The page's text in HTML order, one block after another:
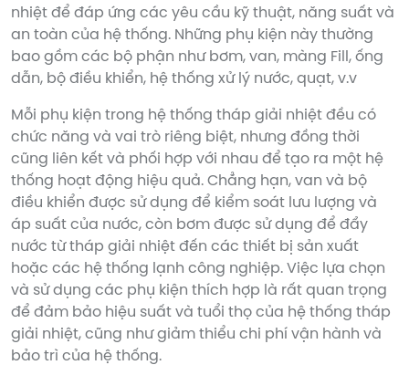
nhiệt để đáp ứng các yêu cầu kỹ thuật, năng suất và
an toàn của hệ thống. Những phụ kiện này thường
bao gồm các bộ phận như bơm, van, màng Fill, ống
dẫn, bộ điều khiển, hệ thống xử lý nước, quạt, v.v
Mỗi phụ kiện trong hệ thống tháp giải nhiệt đều có
chức năng và vai trò riêng biệt, nhưng đồng thời
cũng liên kết và phối hợp với nhau để tạo ra một hệ
thống hoạt động hiệu quả. Chẳng hạn, van và bộ
điều khiển được sử dụng để kiểm soát lưu lượng và
áp suất của nước, còn bơm được sử dụng để đẩy
nước từ tháp giải nhiệt đến các thiết bị sản xuất
hoặc các hệ thống lạnh công nghiệp. Việc lựa chọn
và sử dụng các phụ kiện thích hợp là rất quan trọng
để đảm bảo hiệu suất và tuổi thọ của hệ thống tháp
giải nhiệt, cũng như giảm thiểu chi phí vận hành và
bảo trì của hệ thống.